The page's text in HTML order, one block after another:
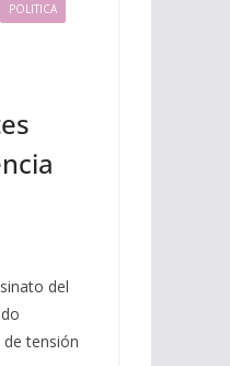
POLITICA
del
tensión